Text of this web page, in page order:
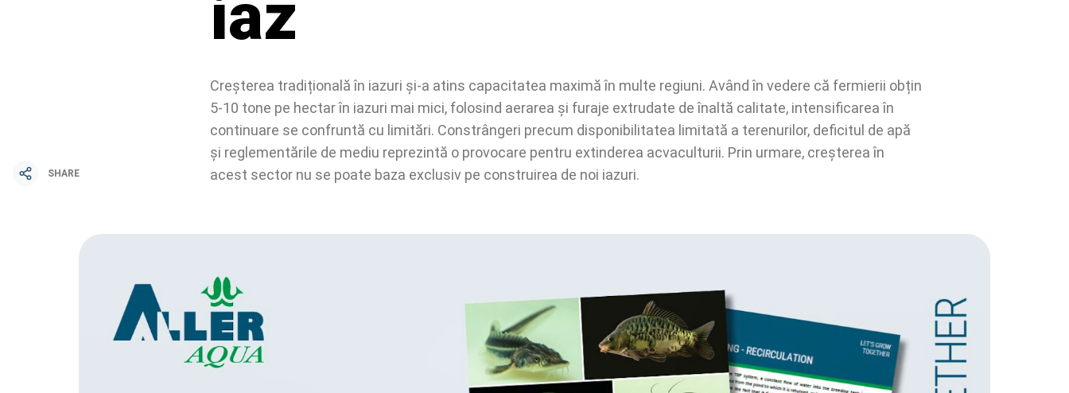
SHARE
iaz
Creșterea tradițională în iazuri și-a atins capacitatea maximă în multe regiuni. Având în vedere că fermierii obțin
5-10 tone pe hectar în iazuri mai mici, folosind aerarea și furaje extrudate de înaltă calitate, intensificarea în
continuare se confruntă cu limitări. Constrângeri precum disponibilitatea limitată a terenurilor, deficitul de apă
și reglementările de mediu reprezintă o provocare pentru extinderea acvaculturii. Prin urmare, creșterea în
acest sector nu se poate baza exclusiv pe construirea de noi iazuri.